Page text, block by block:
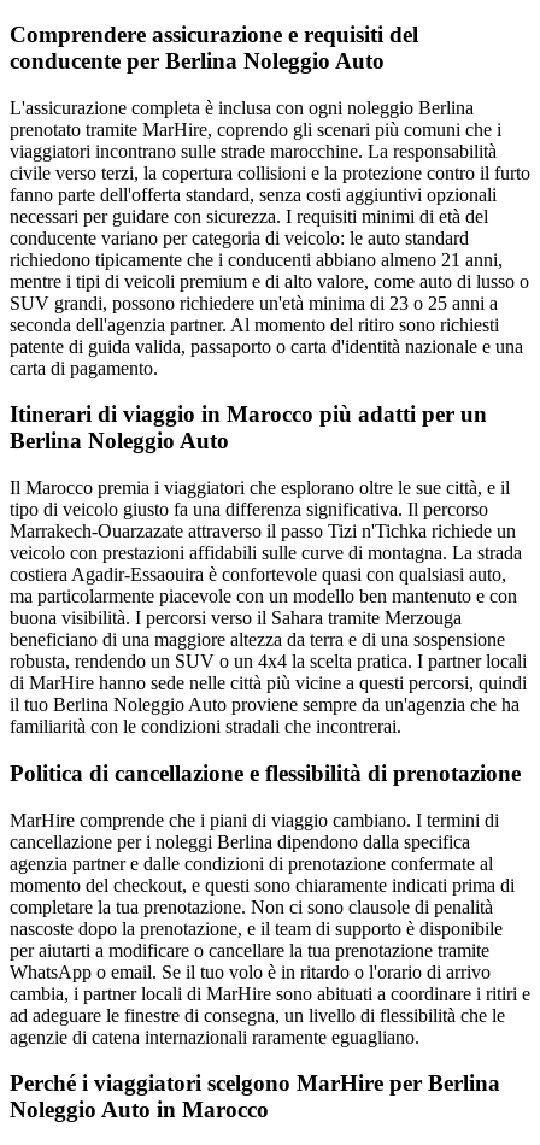
Comprendere assicurazione e requisiti del
conducente per Berlina Noleggio Auto
L'assicurazione completa è inclusa con ogni noleggio Berlina
prenotato tramite MarHire, coprendo gli scenari più comuni che i
viaggiatori incontrano sulle strade marocchine. La responsabilità
civile verso terzi, la copertura collisioni e la protezione contro il furto
fanno parte dell'offerta standard, senza costi aggiuntivi opzionali
necessari per guidare con sicurezza. I requisiti minimi di età del
conducente variano per categoria di veicolo: le auto standard
richiedono tipicamente che i conducenti abbiano almeno 21 anni,
mentre i tipi di veicoli premium e di alto valore, come auto di lusso o
SUV grandi, possono richiedere un'età minima di 23 o 25 anni a
seconda dell'agenzia partner. Al momento del ritiro sono richiesti
patente di guida valida, passaporto o carta d'identità nazionale e una
carta di pagamento.
Itinerari di viaggio in Marocco più adatti per un
Berlina Noleggio Auto
Il Marocco premia i viaggiatori che esplorano oltre le sue città, e il
tipo di veicolo giusto fa una differenza significativa. Il percorso
Marrakech-Ouarzazate attraverso il passo Tizi n'Tichka richiede un
veicolo con prestazioni affidabili sulle curve di montagna. La strada
costiera Agadir-Essaouira è confortevole quasi con qualsiasi auto,
ma particolarmente piacevole con un modello ben mantenuto e con
buona visibilità. I percorsi verso il Sahara tramite Merzouga
beneficiano di una maggiore altezza da terra e di una sospensione
robusta, rendendo un SUV o un 4x4 la scelta pratica. I partner locali
di MarHire hanno sede nelle città più vicine a questi percorsi, quindi
il tuo Berlina Noleggio Auto proviene sempre da un'agenzia che ha
familiarità con le condizioni stradali che incontrerai.
Politica di cancellazione e flessibilità di prenotazione
MarHire comprende che i piani di viaggio cambiano. I termini di
cancellazione per i noleggi Berlina dipendono dalla specifica
agenzia partner e dalle condizioni di prenotazione confermate al
momento del checkout, e questi sono chiaramente indicati prima di
completare la tua prenotazione. Non ci sono clausole di penalità
nascoste dopo la prenotazione, e il team di supporto è disponibile
per aiutarti a modificare o cancellare la tua prenotazione tramite
WhatsApp o email. Se il tuo volo è in ritardo o l'orario di arrivo
cambia, i partner locali di MarHire sono abituati a coordinare i ritiri e
ad adeguare le finestre di consegna, un livello di flessibilità che le
agenzie di catena internazionali raramente eguagliano.
Perché i viaggiatori scelgono MarHire per Berlina
Noleggio Auto in Marocco